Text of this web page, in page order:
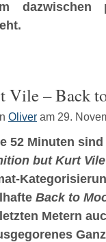
dazwischen
Vile – Back
Oliver am 29.
52 Minuten sind
but Kurt
Back to
Metern